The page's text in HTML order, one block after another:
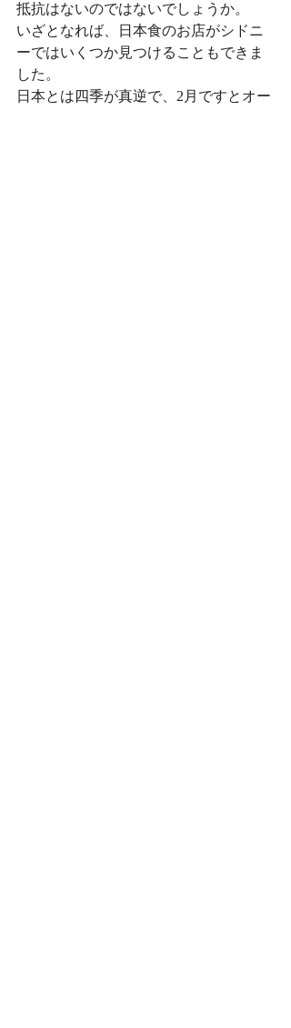
抵抗はないのではないでしょうか。
いざとなれば、日本食のお店がシドニ
ーではいくつか見つけることもできま
した。
日本とは四季が真逆で、2月ですとオー